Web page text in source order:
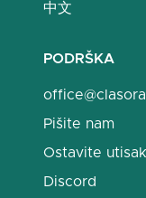
中文
PODRŠKA
Pišite nam
Ostavite utisak
Discord